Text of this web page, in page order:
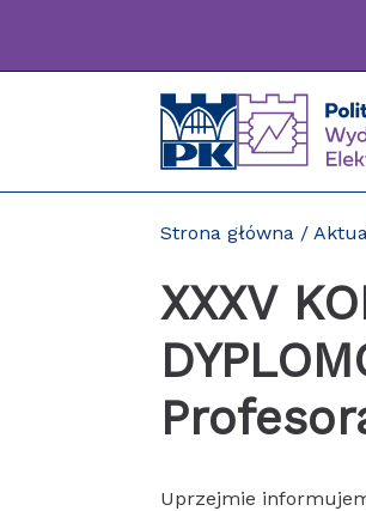
Strona główna /
XXXV
Uprzejmie